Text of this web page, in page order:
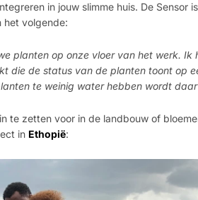
in jouw slimme huis. De Sensor
het volgende:
planten op onze vloer van het werk.
die de status van de planten toont op
te weinig water hebben wordt
te zetten voor in de landbouw of
in Ethopië: